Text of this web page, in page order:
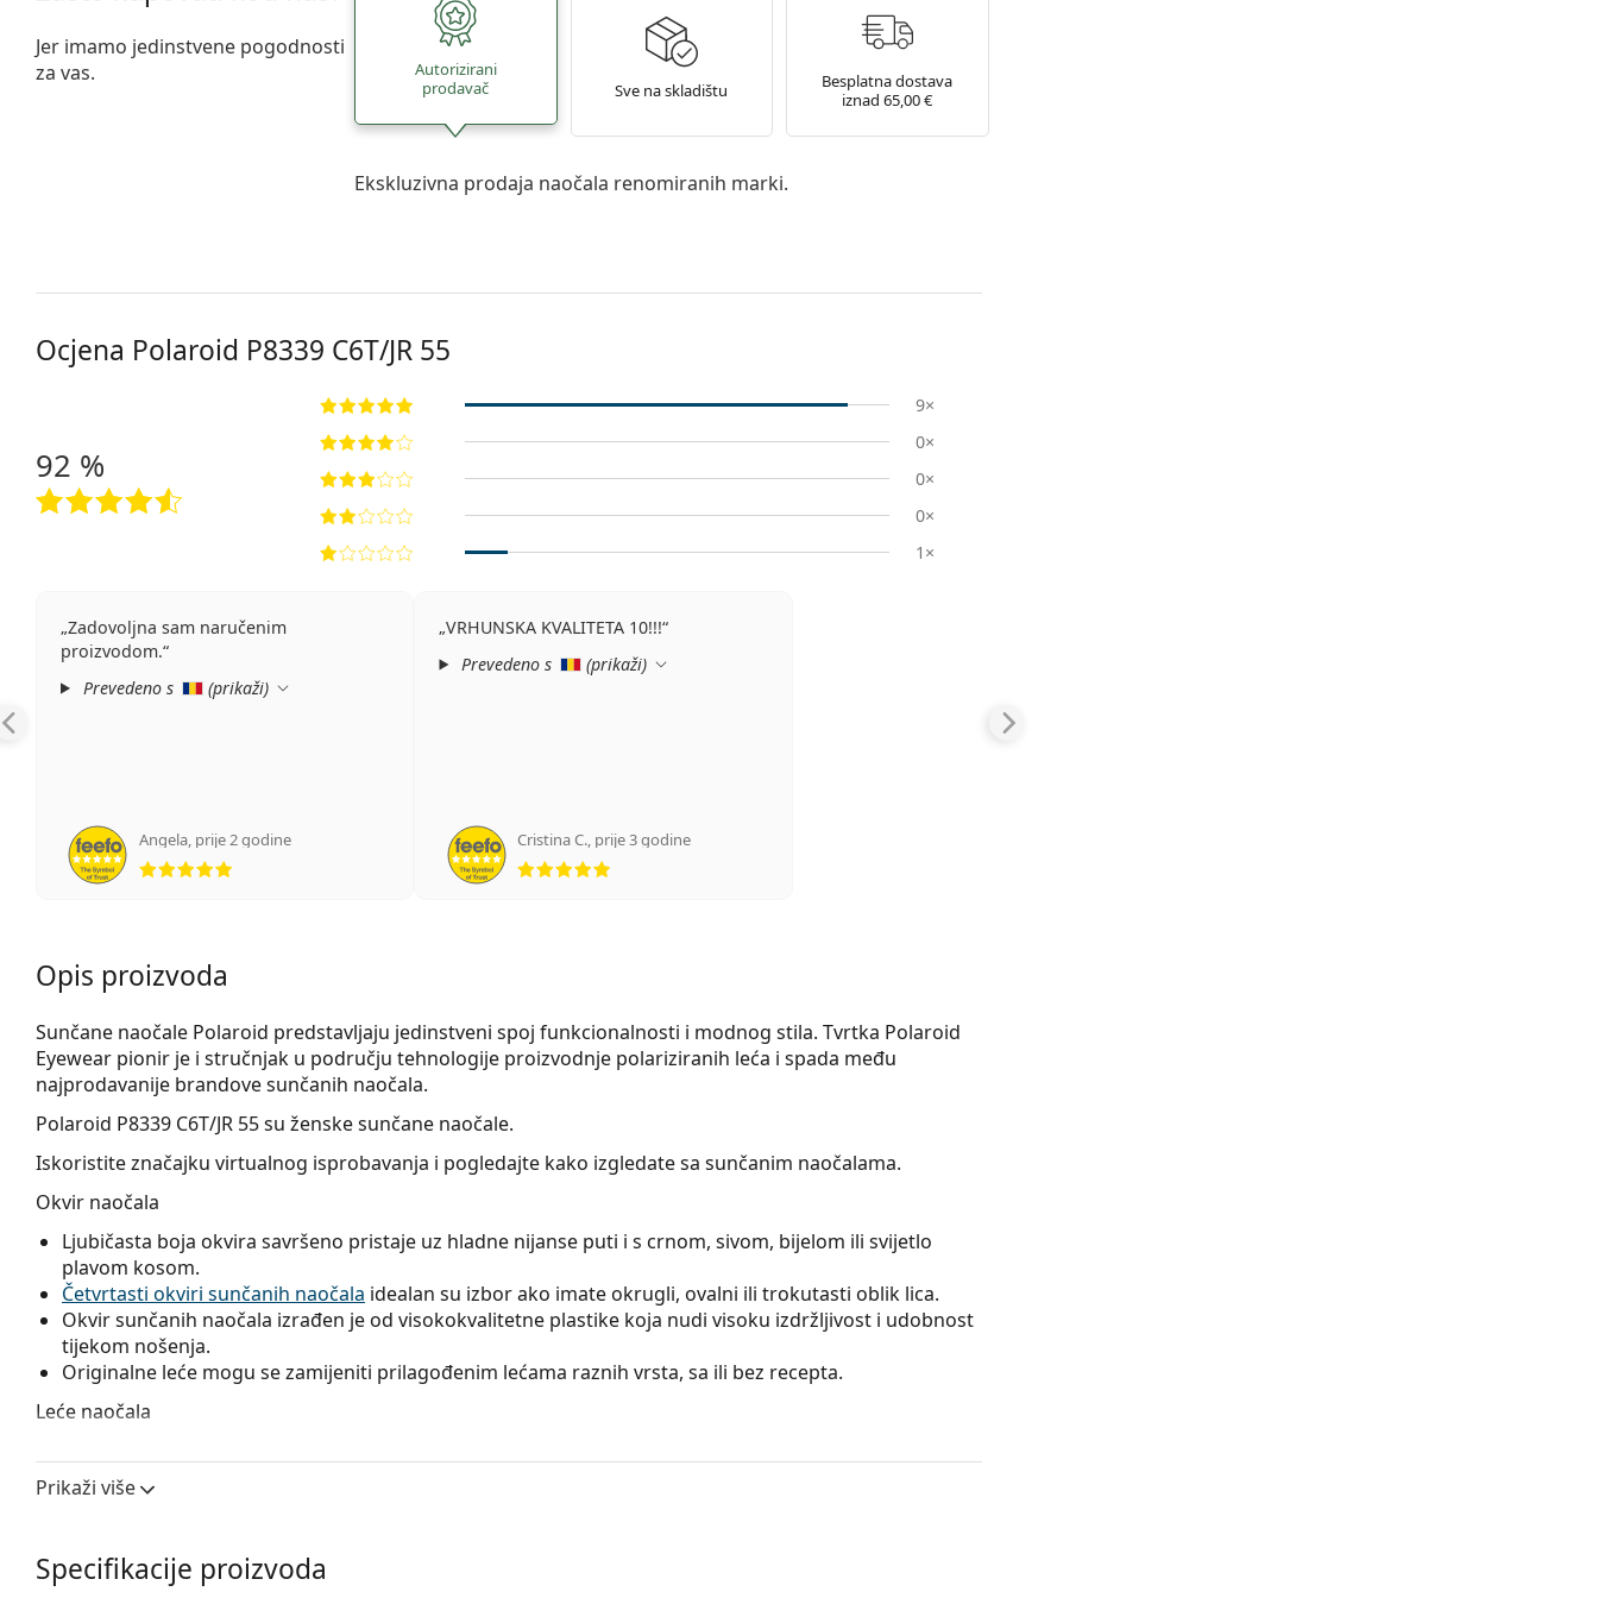
Jer imamo jedinstvene pogodnosti
za vas.
Autorizirani
prodavač
Sve na skladištu
Besplatna dostava
iznad 65,00 €
Ekskluzivna prodaja naočala renomiranih marki.
Ocjena Polaroid P8339 C6T/JR 55
92 %
9×
0×
0×
0×
1×
Zadovoljna sam naručenim
proizvodom.
Prevedeno s
(prikaži)
Angela, prije 2 godine
ocjena 5 od 5
VRHUNSKA KVALITETA 10!!!
Prevedeno s
(prikaži)
Cristina C., prije 3 godine
ocjena 5 od 5
Opis proizvoda
Sunčane naočale Polaroid predstavljaju jedinstveni spoj funkcionalnosti i modnog stila. Tvrtka Polaroid
Eyewear pionir je i stručnjak u području tehnologije proizvodnje polariziranih leća i spada među
najprodavanije brandove sunčanih naočala.
Polaroid P8339 C6T/JR 55su ženske sunčane naočale.
Iskoristite značajku virtualnog isprobavanja i pogledajte kako izgledate sa sunčanim naočalama.
Okvir naočala
Ljubičasta boja okvira savršeno pristaje uz hladne nijanse puti i s crnom, sivom, bijelom ili svijetlo
plavom kosom.
Četvrtasti okviri sunčanih naočala idealan su izbor ako imate okrugli, ovalni ili trokutasti oblik lica.
Okvir sunčanih naočala izrađen je od visokokvalitetne plastike koja nudi visoku izdržljivost i udobnost
tijekom nošenja.
Originalne leće mogu se zamijeniti prilagođenim lećama raznih vrsta, sa ili bez recepta.
Leće naočala
bijelu boju.
Naočale imaju
nijansa u donjem dijelu osigurava dovoljnu vidljivost. Ova obrada leća pruža bolju orijentaciju u
prostoru i idealna je, na primjer, za vozače, kojima omogućuje jasniji vid u donjem dijelu vidnog polja i
Prikaži više
Specifikacije proizvoda